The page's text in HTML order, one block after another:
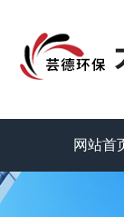
网站首